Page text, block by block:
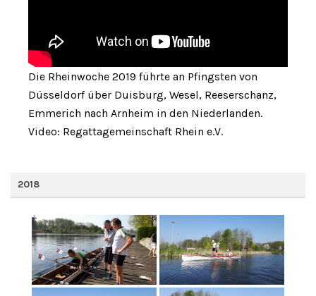
Die Rheinwoche 2019 führte an Pfingsten von
Düsseldorf über Duisburg, Wesel, Reeserschanz,
Emmerich nach Arnheim in den Niederlanden.
Video: Regattagemeinschaft Rhein e.V.
2018